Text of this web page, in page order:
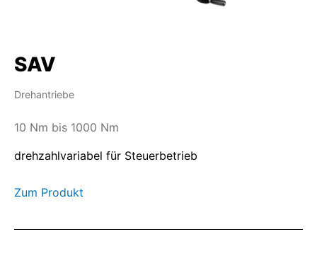
SAV
Drehantriebe
10 Nm bis 1000 Nm
drehzahlvariabel für Steuerbetrieb
Zum Produkt